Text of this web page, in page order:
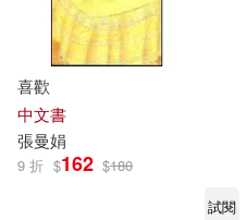
喜歡
中文書
張曼娟
9 折 $162 $180
試閱